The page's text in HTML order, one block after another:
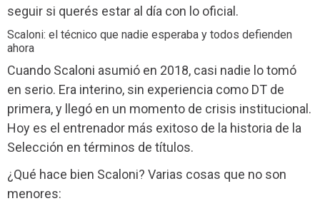
seguir si querés estar al día con lo oficial.
Scaloni: el técnico que nadie esperaba y todos defienden
ahora
Cuando Scaloni asumió en 2018, casi nadie lo tomó
en serio. Era interino, sin experiencia como DT de
primera, y llegó en un momento de crisis institucional.
Hoy es el entrenador más exitoso de la historia de la
Selección en términos de títulos.
¿Qué hace bien Scaloni? Varias cosas que no son
menores: